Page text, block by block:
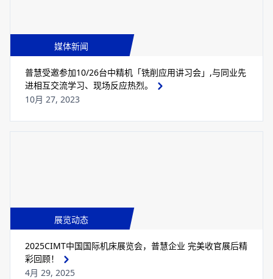
媒体新闻
普慧受邀参加10/26台中精机「铣削应用讲习会」,与同业先
进相互交流学习、现场反应热烈。
10月 27, 2023
展览动态
2025CIMT中国国际机床展览会，普慧企业 完美收官展后精
彩回顾！
4月 29, 2025